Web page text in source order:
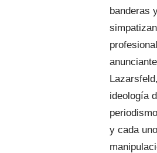
banderas
ideología
y cada